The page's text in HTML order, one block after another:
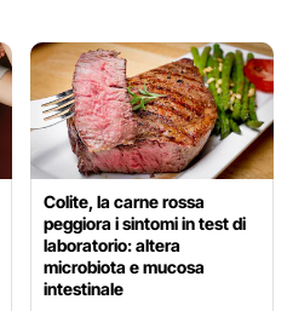
Colite, la carne rossa
peggiora i sintomi in test di
laboratorio: altera
microbiota e mucosa
intestinale